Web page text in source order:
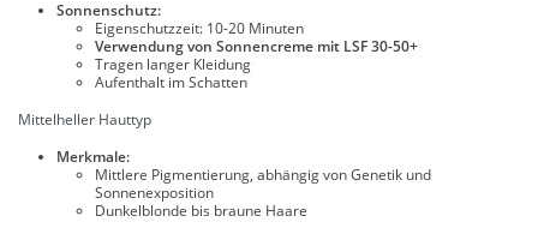
Sonnenschutz:
Eigenschutzzeit: 10-20 Minuten
Verwendung von Sonnencreme mit LSF 30-50+
Tragen langer Kleidung
Aufenthalt im Schatten
Mittelheller Hauttyp
Merkmale:
Mittlere Pigmentierung, abhängig von Genetik und
Sonnenexposition
Dunkelblonde bis braune Haare